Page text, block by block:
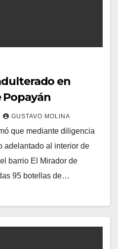
en
GUSTAVO MOLINA
que mediante diligencia
adelantado al interior de
barrio El Mirador de
95 botellas de…